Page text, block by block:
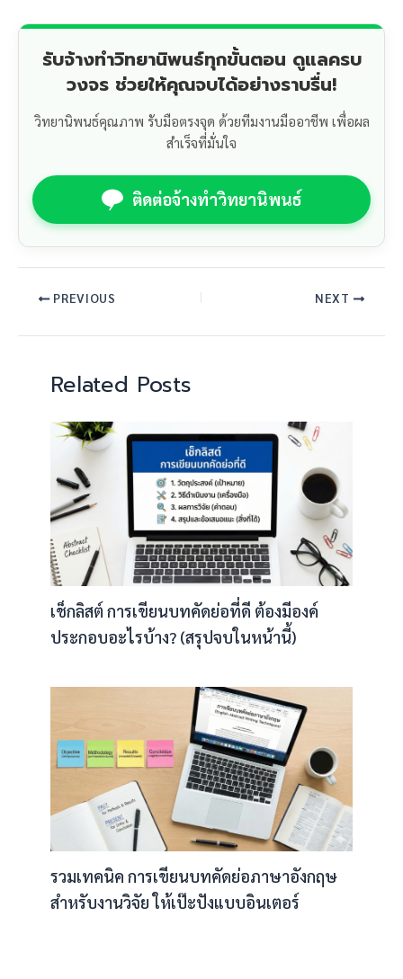
รับจ้างทำวิทยานิพนธ์ทุกขั้นตอน ดูแลครบ
วงจร ช่วยให้คุณจบได้อย่างราบรื่น!
วิทยานิพนธ์คุณภาพ รับมือตรงจุด ด้วยทีมงานมืออาชีพ เพื่อผล
สำเร็จที่มั่นใจ
ติดต่อจ้างทำวิทยานิพนธ์
PREVIOUS NEXT
Related Posts
เช็กลิสต์ การเขียนบทคัดย่อที่ดี ต้องมีองค์
ประกอบอะไรบ้าง? (สรุปจบในหน้านี้)
รวมเทคนิค การเขียนบทคัดย่อภาษาอังกฤษ
สำหรับงานวิจัย ให้เป๊ะปังแบบอินเตอร์